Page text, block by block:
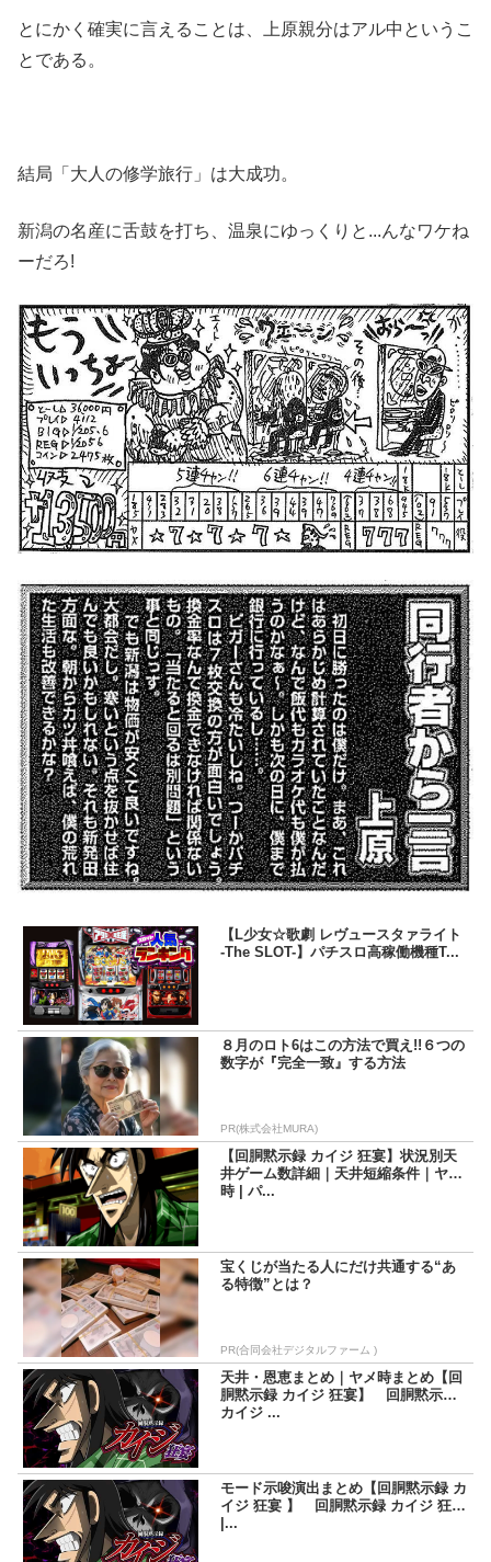
とにかく確実に言えることは、上原親分はアル中というこ
とである。
結局「大人の修学旅行」は大成功。
新潟の名産に舌鼓を打ち、温泉にゆっくりと...んなワケね
ーだろ!
【L少女☆歌劇 レヴュースタァライト
-The SLOT-】パチスロ高稼働機種T...
８月のロト6はこの方法で買え!!６つの
数字が『完全一致』する方法
PR(株式会社MURA)
【回胴黙示録 カイジ 狂宴】状況別天
井ゲーム数詳細｜天井短縮条件｜ヤメ
時 | パ...
宝くじが当たる人にだけ共通する“あ
る特徴”とは？
PR(合同会社デジタルファーム )
天井・恩恵まとめ｜ヤメ時まとめ【回
胴黙示録 カイジ 狂宴】 回胴黙示録
カイジ ...
モード示唆演出まとめ【回胴黙示録 カ
イジ 狂宴 】 回胴黙示録 カイジ 狂宴
|...